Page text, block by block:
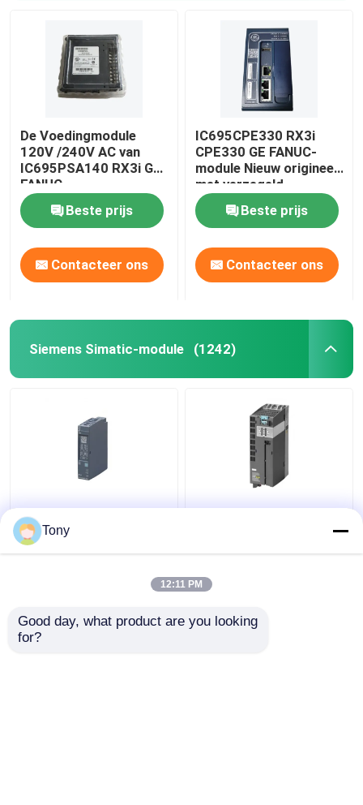
De Voedingmodule
120V /240V AC van
IC695PSA140 RX3i GE
FANUC
Beste prijs
Contacteer ons
IC695CPE330 RX3i
CPE330 GE FANUC-
module Nieuw origineel
met verzegeld
Beste prijs
Contacteer ons
Siemens Simatic-module (1242)
SIEMENS 6ES7241-
1AH32-0XB0 SIMATIC
S7-1200
6ES7147-5JD00-0BA0
Tony
12:11 PM
Good day, what product are you looking
for?